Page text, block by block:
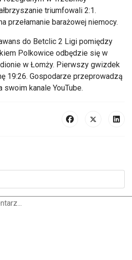
triumfowali 2:1.
przełamanie barażowej niemocy.
do Betclic 2 Ligi pomiędzy
Polkowice odbędzie się w
w Łomży. Pierwszy gwizdek
19:26. Gospodarze przeprowadzą
swoim kanale YouTube.